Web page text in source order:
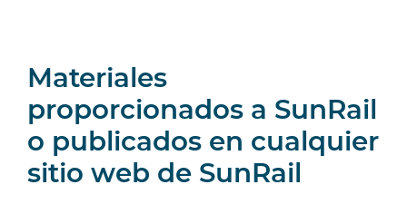
Materiales
proporcionados a SunRail
o publicados en cualquier
sitio web de SunRail